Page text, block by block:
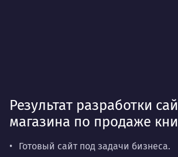
Результат разработки
магазина по продаже
Готовый сайт под задачи бизнеса.